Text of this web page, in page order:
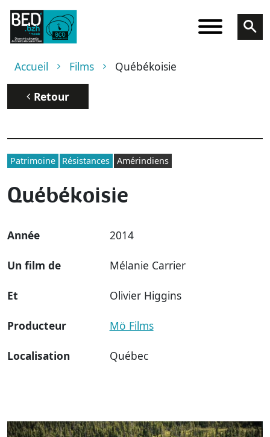
Aller au contenu principal
Fil d'Ariane
Accueil Films Québékoisie
Retour
Patrimoine Résistances Amérindiens
Québékoisie
Année 2014
Un film de Mélanie Carrier
Et Olivier Higgins
Producteur Mö Films
Localisation Québec